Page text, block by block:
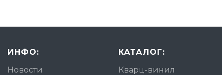
ИНФО:
Новости
КАТАЛОГ:
Кварц-винил